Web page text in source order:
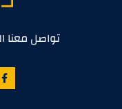
تواصل معنا